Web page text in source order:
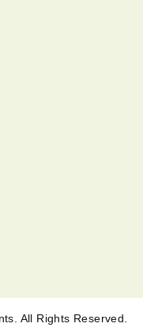
All Rights Reserved.